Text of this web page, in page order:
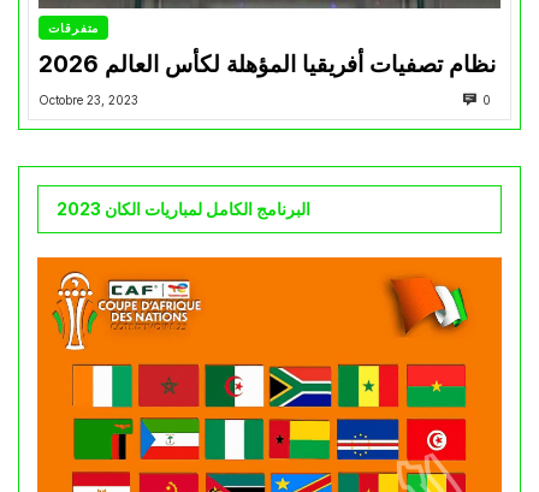
متفرقات
نظام تصفيات أفريقيا المؤهلة لكأس العالم 2026
Octobre 23, 2023 0
البرنامج الكامل لمباريات الكان 2023